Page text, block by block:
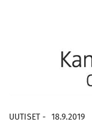
UUTISET - 18.9.2019